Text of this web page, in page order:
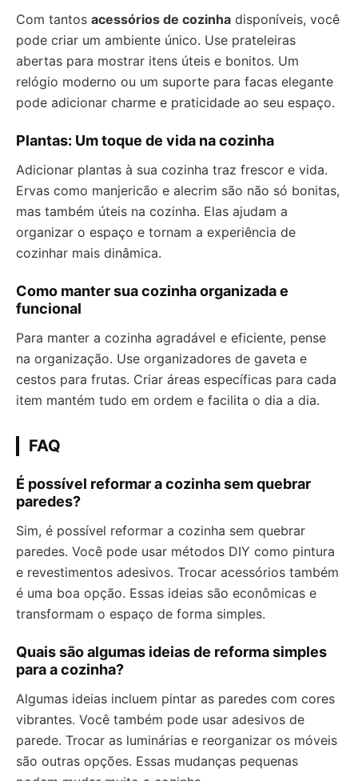
Com tantos acessórios de cozinha disponíveis, você
pode criar um ambiente único. Use prateleiras
abertas para mostrar itens úteis e bonitos. Um
relógio moderno ou um suporte para facas elegante
pode adicionar charme e praticidade ao seu espaço.
Plantas: Um toque de vida na cozinha
Adicionar plantas à sua cozinha traz frescor e vida.
Ervas como manjericão e alecrim são não só bonitas,
mas também úteis na cozinha. Elas ajudam a
organizar o espaço e tornam a experiência de
cozinhar mais dinâmica.
Como manter sua cozinha organizada e
funcional
Para manter a cozinha agradável e eficiente, pense
na organização. Use organizadores de gaveta e
cestos para frutas. Criar áreas específicas para cada
item mantém tudo em ordem e facilita o dia a dia.
FAQ
É possível reformar a cozinha sem quebrar
paredes?
Sim, é possível reformar a cozinha sem quebrar
paredes. Você pode usar métodos DIY como pintura
e revestimentos adesivos. Trocar acessórios também
é uma boa opção. Essas ideias são econômicas e
transformam o espaço de forma simples.
Quais são algumas ideias de reforma simples
para a cozinha?
Algumas ideias incluem pintar as paredes com cores
vibrantes. Você também pode usar adesivos de
parede. Trocar as luminárias e reorganizar os móveis
são outras opções. Essas mudanças pequenas